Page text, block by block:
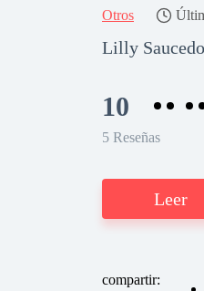
Otros
Lilly Saucedo
10
5 Reseñas
Leer
compartir: